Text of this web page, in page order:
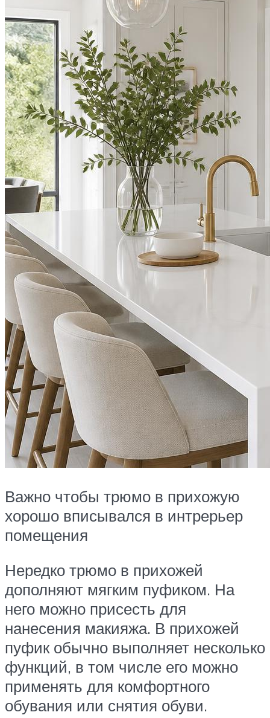
Важно чтобы трюмо в прихожую
хорошо вписывался в интрерьер
помещения
Нередко трюмо в прихожей
дополняют мягким пуфиком. На
него можно присесть для
нанесения макияжа. В прихожей
пуфик обычно выполняет несколько
функций, в том числе его можно
применять для комфортного
обувания или снятия обуви.